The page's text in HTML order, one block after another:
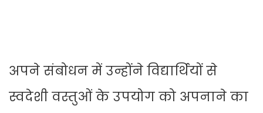
अपने संबोधन में उन्होंने विद्यार्थियों से
स्वदेशी वस्तुओं के उपयोग को अपनाने का